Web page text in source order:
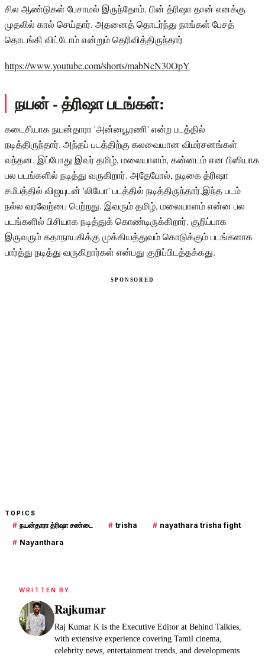
சில ஆண்டுகள் பேசாமல் இருந்தோம். பின் த்ரிஷா தான் எனக்கு
முதலில் கால் செய்தார். அதனைத் தொடர்ந்து நாங்கள் பேசத்
தொடங்கி விட்டோம் என்றும் தெரிவித்திருந்தார்
https://www.youtube.com/shorts/mabNcN30OpY
நயன் - த்ரிஷா படங்கள்:
கடைசியாக நயன்தாரா 'அன்னபூரணி' என்ற படத்தில்
நடித்திருந்தார். அந்தப் படத்திற்கு கலவையான விமர்சனங்கள்
வந்தன. இப்போது இவர் தமிழ், மலையாளம், கன்னடம் என பிஸியாக
பல படங்களில் நடித்து வருகிறார். அதேபோல், நடிகை த்ரிஷா
சமீபத்தில் விஜயுடன் 'லியோ' படத்தில் நடித்திருந்தார்.இந்த படம்
நல்ல வரவேற்பை பெற்றது. இவரும் தமிழ், மலையாளம் என்ன பல
படங்களில் பிசியாக நடித்துக் கொண்டிருக்கிறார். குறிப்பாக
இருவரும் கதாநாயகிக்கு முக்கியத்துவம் கொடுக்கும் படங்களாக
பார்த்து நடித்து வருகிறார்கள் என்பது குறிப்பிடத்தக்கது.
TOPICS
# நயன்தாரா த்ரிஷா சண்டை # trisha # nayathara trisha fight
# Nayanthara
WRITTEN BY
Rajkumar
Raj Kumar K is the Executive Editor at Behind Talkies,
with extensive experience covering Tamil cinema,
celebrity news, entertainment trends, and developments